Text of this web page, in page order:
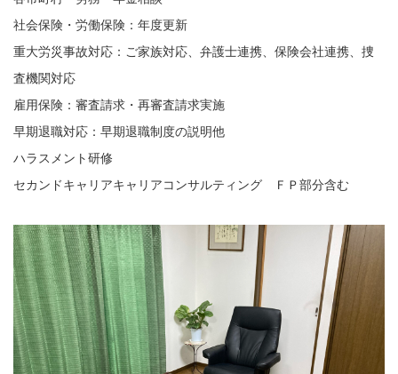
社会保険・労働保険：年度更新
重大労災事故対応：ご家族対応、弁護士連携、保険会社連携、捜
査機関対応
雇用保険：審査請求・再審査請求実施
早期退職対応：早期退職制度の説明他
ハラスメント研修
セカンドキャリアキャリアコンサルティング ＦＰ部分含む